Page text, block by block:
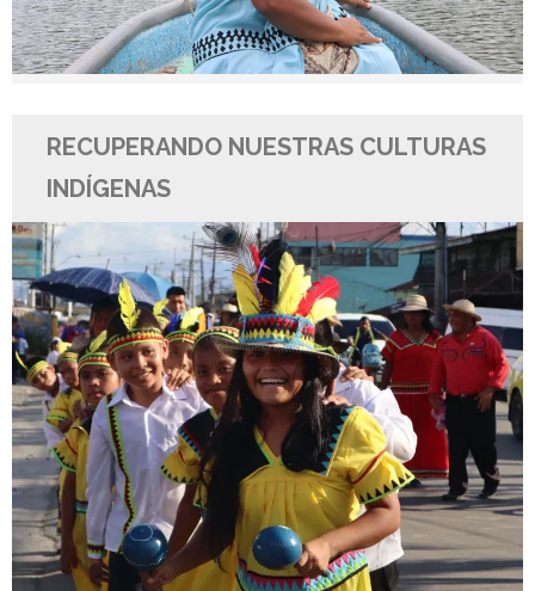
RECUPERANDO NUESTRAS CULTURAS
INDÍGENAS